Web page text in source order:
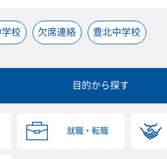
校 欠席連絡 豊北中学校
目的から探す
就職・転職